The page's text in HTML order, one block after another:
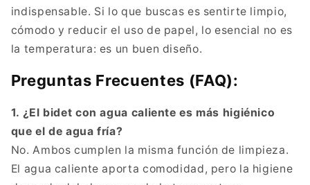
indispensable. Si lo que buscas es sentirte limpio,
cómodo y reducir el uso de papel, lo esencial no es
la temperatura: es un buen diseño.
Preguntas Frecuentes (FAQ):
1. ¿El bidet con agua caliente es más higiénico
que el de agua fría?
No. Ambos cumplen la misma función de limpieza.
El agua caliente aporta comodidad, pero la higiene